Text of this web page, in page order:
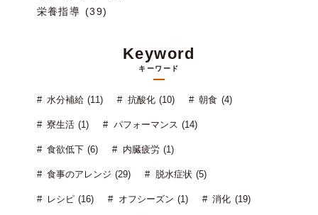
栄養指導 (39)
Keyword
キーワード
水分補給 (11) 抗酸化 (10) 朝食 (4)
寮生活 (1) パフォーマンス (14)
食欲低下 (6) 内臓疲労 (1)
食事のアレンジ (29) 脱水症状 (5)
レシピ (16) オフシーズン (1) 消化 (19)